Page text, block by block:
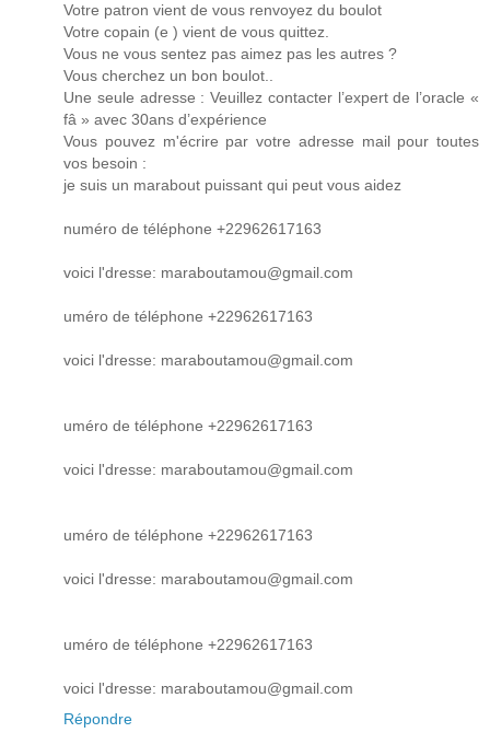
Votre patron vient de vous renvoyez du boulot
Votre copain (e ) vient de vous quittez.
Vous ne vous sentez pas aimez pas les autres ?
Vous cherchez un bon boulot..
Une seule adresse : Veuillez contacter l’expert de l’oracle «
fâ » avec 30ans d’expérience
Vous pouvez m'écrire par votre adresse mail pour toutes
vos besoin :
je suis un marabout puissant qui peut vous aidez
numéro de téléphone +22962617163
voici l'dresse: maraboutamou@gmail.com
uméro de téléphone +22962617163
voici l'dresse: maraboutamou@gmail.com
uméro de téléphone +22962617163
voici l'dresse: maraboutamou@gmail.com
uméro de téléphone +22962617163
voici l'dresse: maraboutamou@gmail.com
uméro de téléphone +22962617163
voici l'dresse: maraboutamou@gmail.com
Répondre